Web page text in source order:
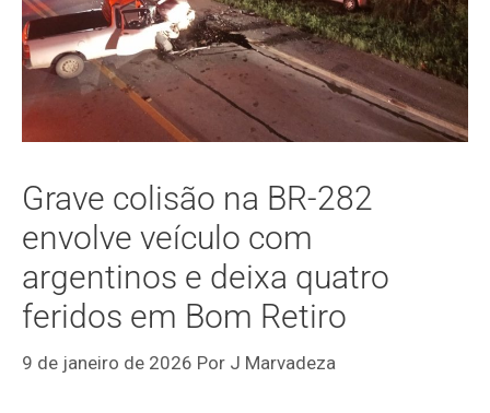
Grave colisão na BR-282
envolve veículo com
argentinos e deixa quatro
feridos em Bom Retiro
9 de janeiro de 2026 Por J Marvadeza